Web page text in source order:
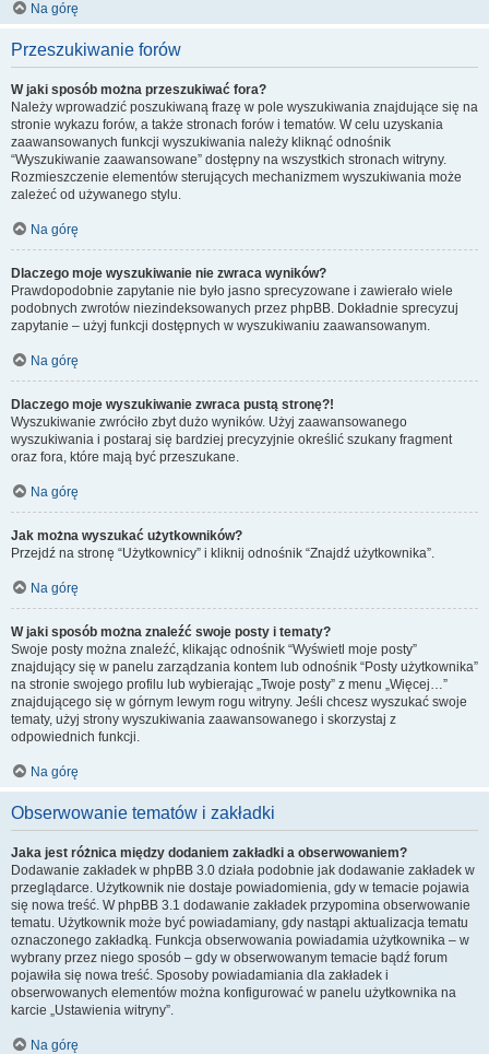
Na górę
Przeszukiwanie forów
W jaki sposób można przeszukiwać fora?
Należy wprowadzić poszukiwaną frazę w pole wyszukiwania znajdujące się na
stronie wykazu forów, a także stronach forów i tematów. W celu uzyskania
zaawansowanych funkcji wyszukiwania należy kliknąć odnośnik
“Wyszukiwanie zaawansowane” dostępny na wszystkich stronach witryny.
Rozmieszczenie elementów sterujących mechanizmem wyszukiwania może
zależeć od używanego stylu.
Na górę
Dlaczego moje wyszukiwanie nie zwraca wyników?
Prawdopodobnie zapytanie nie było jasno sprecyzowane i zawierało wiele
podobnych zwrotów niezindeksowanych przez phpBB. Dokładnie sprecyzuj
zapytanie – użyj funkcji dostępnych w wyszukiwaniu zaawansowanym.
Na górę
Dlaczego moje wyszukiwanie zwraca pustą stronę?!
Wyszukiwanie zwróciło zbyt dużo wyników. Użyj zaawansowanego
wyszukiwania i postaraj się bardziej precyzyjnie określić szukany fragment
oraz fora, które mają być przeszukane.
Na górę
Jak można wyszukać użytkowników?
Przejdź na stronę “Użytkownicy” i kliknij odnośnik “Znajdź użytkownika”.
Na górę
W jaki sposób można znaleźć swoje posty i tematy?
Swoje posty można znaleźć, klikając odnośnik “Wyświetl moje posty”
znajdujący się w panelu zarządzania kontem lub odnośnik “Posty użytkownika”
na stronie swojego profilu lub wybierając „Twoje posty” z menu „Więcej…”
znajdującego się w górnym lewym rogu witryny. Jeśli chcesz wyszukać swoje
tematy, użyj strony wyszukiwania zaawansowanego i skorzystaj z
odpowiednich funkcji.
Na górę
Obserwowanie tematów i zakładki
Jaka jest różnica między dodaniem zakładki a obserwowaniem?
Dodawanie zakładek w phpBB 3.0 działa podobnie jak dodawanie zakładek w
przeglądarce. Użytkownik nie dostaje powiadomienia, gdy w temacie pojawia
się nowa treść. W phpBB 3.1 dodawanie zakładek przypomina obserwowanie
tematu. Użytkownik może być powiadamiany, gdy nastąpi aktualizacja tematu
oznaczonego zakładką. Funkcja obserwowania powiadamia użytkownika – w
wybrany przez niego sposób – gdy w obserwowanym temacie bądź forum
pojawiła się nowa treść. Sposoby powiadamiania dla zakładek i
obserwowanych elementów można konfigurować w panelu użytkownika na
karcie „Ustawienia witryny”.
Na górę